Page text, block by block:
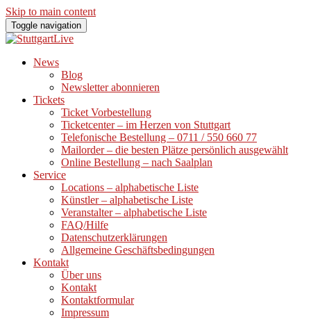
Skip to main content
Toggle navigation
News
Blog
Newsletter abonnieren
Tickets
Ticket Vorbestellung
Ticketcenter – im Herzen von Stuttgart
Telefonische Bestellung – 0711 / 550 660 77
Mailorder – die besten Plätze persönlich ausgewählt
Online Bestellung – nach Saalplan
Service
Locations – alphabetische Liste
Künstler – alphabetische Liste
Veranstalter – alphabetische Liste
FAQ/Hilfe
Datenschutzerklärungen
Allgemeine Geschäftsbedingungen
Kontakt
Über uns
Kontakt
Kontaktformular
Impressum